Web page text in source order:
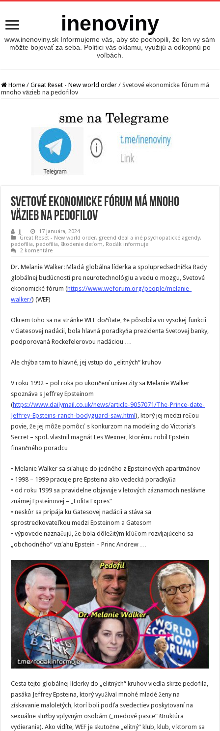
inenoviny
www.inenoviny.sk Informujeme vás, aby ste pochopili, že len vy sám
môžte bojovať za seba. Politici vás oklamu, využijú a odkopnú po
voľbách.
Home / Great Reset - New world order / Svetové ekonomicke fórum má
mnoho väzieb na pedofilov
Svetové ekonomicke fórum má mnoho
väzieb na pedofilov
jj
17 januára, 2024
Great Reset - New world order, greend deal a iné psychopatické agendy,
pedofília, pedofília, škodenie deťom, Rodák informuje
2 komentáre
Dr. Melanie Walker: Mladá globálna líderka a spolupredsedníčka Rady
globálnej budúcnosti pre neurotechnológiu a vedu o mozgu, Svetové
ekonomické fórum (https://www.weforum.org/people/melanie-
walker/) (WEF)
Okrem toho sa na stránke WEF dočítate, že pôsobila vo vysokej funkcii
v Gatesovej nadácii, bola hlavná poradkyňa prezidenta Svetovej banky,
podporovaná Rockefelerovou nadáciou …
Ale chýba tam to hlavné, jej vstup do „elitných“ kruhov
V roku 1992 – pol roka po ukončení univerzity sa Melanie Walker
spoznáva s Jeffrey Epsteinom
(https://www.dailymail.co.uk/news/article-9057071/The-Prince-date-
Jeffrey-Epsteins-ranch-bodyguard-saw.html), ktorý jej medzi rečou
povie, že jej môže pomôcť s konkurzom na modeling do Victoria’s
Secret – spol. vlastnil magnát Les Wexner, ktorému robil Epstein
finančného poradcu
• Melanie Walker sa sťahuje do jedného z Epsteinových apartmánov
• 1998 – 1999 pracuje pre Epsteina ako vedecká poradkyňa
• od roku 1999 sa pravidelne objavuje v letových záznamoch neslávne
známej Epsteinovej – „Lolita Expres“
• neskôr sa pripája ku Gatesovej nadácii a stáva sa
sprostredkovateľkou medzi Epsteinom a Gatesom
• výpovede naznačujú, že bola dôležitým kľúčom rozvíjajúceho sa
„obchodného“ vzťahu Epstein – Princ Andrew …
Cesta tejto globálnej líderky do „elitných“ kruhov viedla skrze pedofila,
pasáka Jeffrey Epsteina, ktorý využíval mnohé mladé ženy na
získavanie maloletých, ktorí boli podľa svedectiev poskytovaní na
sexuálne služby vplyvným osobám („medové pasce“ štruktúra
vydierania). Ako vidíte, WEF je skutočne „elitný“ klub, klub, v ktorom sa